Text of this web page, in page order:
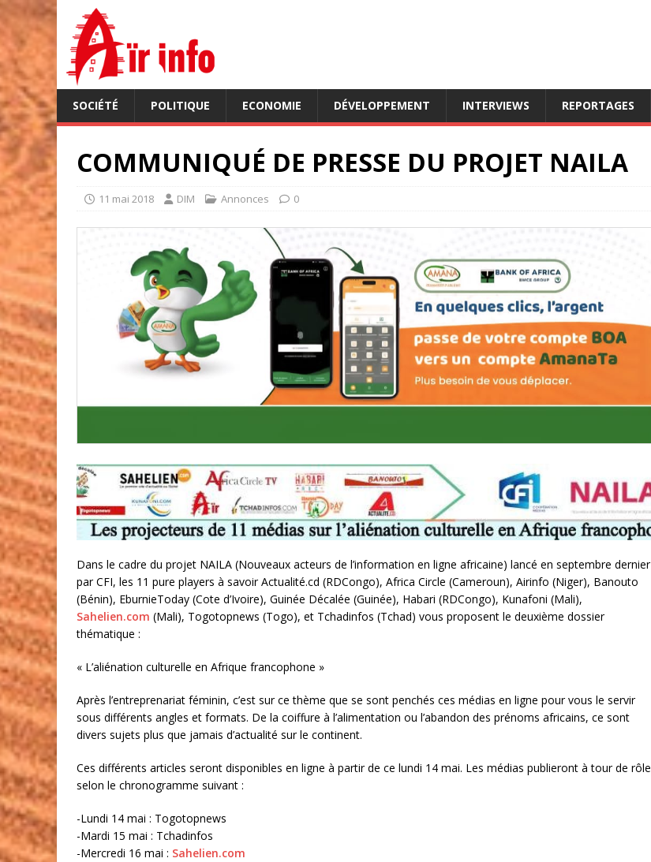
SOCIÉTÉ POLITIQUE ECONOMIE DÉVELOPPEMENT INTERVIEWS REPORTAGES
COMMUNIQUÉ DE PRESSE DU PROJET NAILA
11 mai 2018 DIM Annonces 0
Dans le cadre du projet NAILA (Nouveaux acteurs de l’information en ligne africaine) lancé en septembre dernier
par CFI, les 11 pure players à savoir Actualité.cd (RDCongo), Africa Circle (Cameroun), Airinfo (Niger), Banouto
(Bénin), EburnieToday (Cote d’Ivoire), Guinée Décalée (Guinée), Habari (RDCongo), Kunafoni (Mali),
Sahelien.com (Mali), Togotopnews (Togo), et Tchadinfos (Tchad) vous proposent le deuxième dossier
thématique :
« L’aliénation culturelle en Afrique francophone »
Après l’entreprenariat féminin, c’est sur ce thème que se sont penchés ces médias en ligne pour vous le servir
sous différents angles et formats. De la coiffure à l’alimentation ou l’abandon des prénoms africains, ce sont
divers sujets plus que jamais d’actualité sur le continent.
Ces différents articles seront disponibles en ligne à partir de ce lundi 14 mai. Les médias publieront à tour de rôle
selon le chronogramme suivant :
-Lundi 14 mai : Togotopnews
-Mardi 15 mai : Tchadinfos
-Mercredi 16 mai : Sahelien.com